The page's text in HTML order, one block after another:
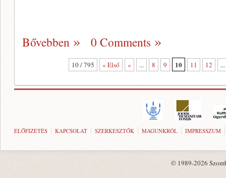
Bővebben 0 Comments
10 / 795 « Első « ... 8 9 10 11 12 ...
ELŐFIZETÉS KAPCSOLAT SZERKESZTŐK MAGUNKRÓL IMPRESSZUM
© 1989-2026